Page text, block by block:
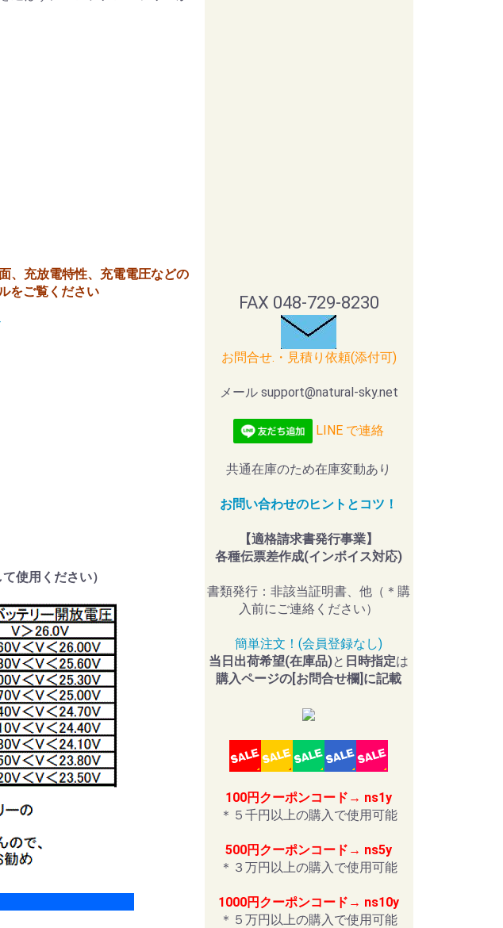
、充放電特性、充電電圧などの
をご覧ください
使用ください）
FAX 048-729-8230
お問合せ.・見積り依頼(添付可)
メール support@natural-sky.net
LINE で連絡
共通在庫のため在庫変動あり
お問い合わせのヒントとコツ！
【適格請求書発行事業】
各種伝票差作成(インボイス対応)
書類発行：非該当証明書、他（＊購
入前にご連絡ください）
簡単注文！(会員登録なし)
当日出荷希望(在庫品)と 日時指定は
購入ページの[お問合せ欄]に記載
100円クーポンコード→ ns1y
＊５千円以上の購入で使用可能
500円クーポンコード→ ns5y
＊３万円以上の購入で使用可能
1000円クーポンコード→ ns10y
＊５万円以上の購入で使用可能